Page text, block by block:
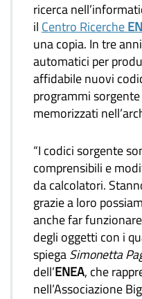
ricerca
il Centro Ricerche
una copia. In tre
automatici per
affidabile nuovi
programmi
memorizzati
“I codici sorgente
comprensibili e
da calcolatori.
grazie a loro
anche far
degli oggetti con i
spiegaSimonetta
dell’ENEA, che
nell’Associazione